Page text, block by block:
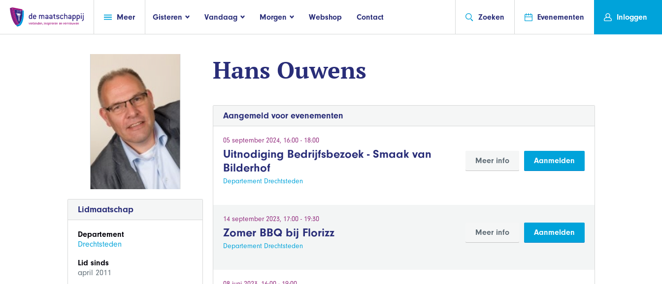
Meer Gisteren Vandaag Morgen Webshop Contact Zoeken Evenementen Inloggen
Lidmaatschap
Departement
Drechtsteden
Lid sinds
april 2011
Hans Ouwens
Aangemeld voor evenementen
05 september 2024, 16:00 - 18:00
Uitnodiging Bedrijfsbezoek - Smaak van
Bilderhof
Departement Drechtsteden
Meer info Aanmelden
14 september 2023, 17:00 - 19:30
Zomer BBQ bij Florizz
Departement Drechtsteden
Meer info Aanmelden